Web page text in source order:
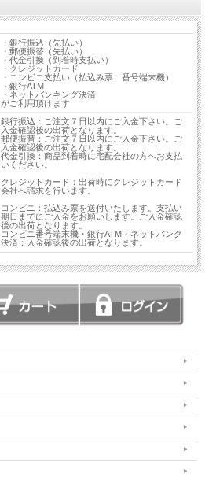
・銀行振込（先払い）
・郵便振替（先払い）
・代金引換（到着時支払い）
・クレジットカード
・コンビニ支払い（払込み票、番号端末機）
・銀行ATM
・ネットバンキング決済
がご利用頂けます
銀行振込：ご注文７日以内にご入金下さい。ご
入金確認後の出荷となります。
郵便振替：ご注文７日以内にご入金下さい。ご
入金確認後の出荷となります。
代金引換：商品到着時に宅配会社の方へお支払
いください。
クレジットカード：出荷時にクレジットカード
会社へ請求を行います。
コンビニ：払込み票を送付いたします。支払い
期日までにご入金をお願いします。ご入金確認
後の出荷となります。
コンビニ番号端末機・銀行ATM・ネットバンク
決済：入金確認後の出荷となります。